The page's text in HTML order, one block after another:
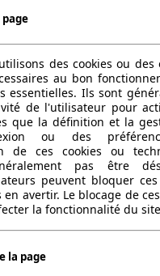
responsabilité concernant
Haut
en ligne de
des cookies ou des
au bon
essentielles. Ils sont
de l'utilisateur pour
que la définition et la
ou des
de ces cookies ou
pas être
peuvent bloquer ces
avertir. Le blocage de
la fonctionnalité du
la page